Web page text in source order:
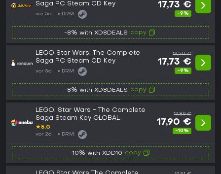
Saga PC Steam CD Key
vor 5d DRM:
17,73 €
-9%
-8% with XD8DEALS copy
LEGO Star Wars: The Complete
Saga PC Steam CD Key
vor 5d DRM:
19,50 €
17,73 €
-9%
-8% with XD8DEALS copy
LEGO: Star Wars - The Complete
Saga Steam Key GLOBAL
★5.0
vor 2d DRM:
19,89 €
17,90 €
-10%
-10% with XDD10 copy